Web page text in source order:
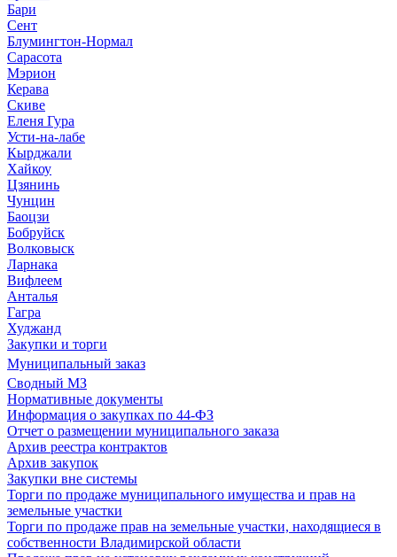
Бари
Сент
Блумингтон-Нормал
Сарасота
Мэрион
Керава
Скиве
Еленя Гура
Усти-на-лабе
Кырджали
Хайкоу
Цзянинь
Чунцин
Баоцзи
Бобруйск
Волковыск
Ларнака
Вифлеем
Анталья
Гагра
Худжанд
Закупки и торги
Муниципальный заказ
Сводный МЗ
Нормативные документы
Информация о закупках по 44-ФЗ
Отчет о размещении муниципального заказа
Архив реестра контрактов
Архив закупок
Закупки вне системы
Торги по продаже муниципального имущества и прав на
земельные участки
Торги по продаже прав на земельные участки, находящиеся в
собственности Владимирской области